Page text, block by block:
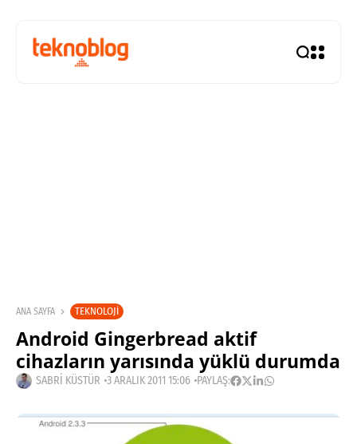
ANA SAYFA TEKNOLOJI
Android Gingerbread aktif
cihazların yarısında yüklü durumda
SABRI KÜSTÜR 3 ARALIK 2011 15:06 PAYLAŞ: